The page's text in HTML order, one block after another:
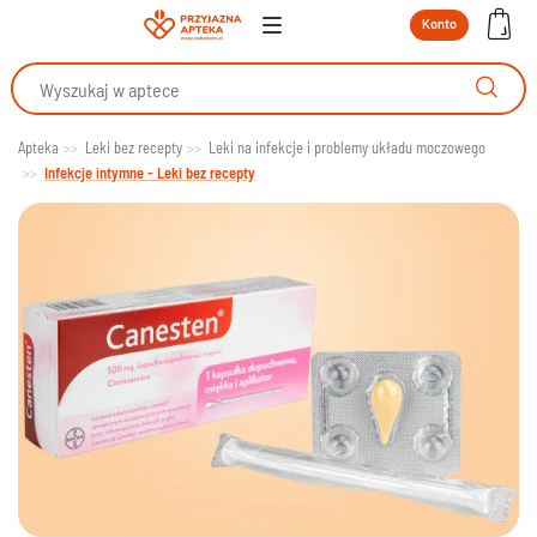
Konto
Apteka Leki bez recepty
Leki na infekcje i problemy układu moczowego
Infekcje intymne - Leki bez recepty